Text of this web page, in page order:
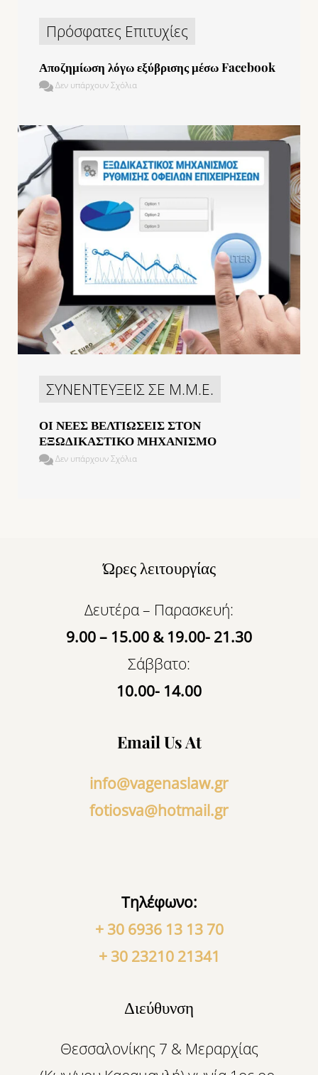
Πρόσφατες Επιτυχίες
Αποζημίωση λόγω εξύβρισης μέσω Facebook
Δεν υπάρχουν Σχόλια
ΣΥΝΕΝΤΕΥΞΕΙΣ ΣΕ Μ.Μ.Ε.
ΟΙ ΝΕΕΣ ΒΕΛΤΙΩΣΕΙΣ ΣΤΟΝ
ΕΞΩΔΙΚΑΣΤΙΚΟ ΜΗΧΑΝΙΣΜΟ
Δεν υπάρχουν Σχόλια
Ώρες λειτουργίας
Δευτέρα – Παρασκευή:
9.00 – 15.00 & 19.00- 21.30
Σάββατο:
10.00- 14.00
Email Us At
info@vagenaslaw.gr
fotiosva@hotmail.gr
Τηλέφωνο:
+ 30 6936 13 13 70
+ 30 23210 21341
Διεύθυνση
Θεσσαλονίκης 7 & Μεραρχίας